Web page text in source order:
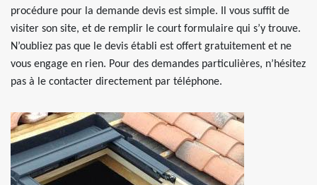
procédure pour la demande devis est simple. Il vous suffit de
visiter son site, et de remplir le court formulaire qui s’y trouve.
N’oubliez pas que le devis établi est offert gratuitement et ne
vous engage en rien. Pour des demandes particulières, n’hésitez
pas à le contacter directement par téléphone.